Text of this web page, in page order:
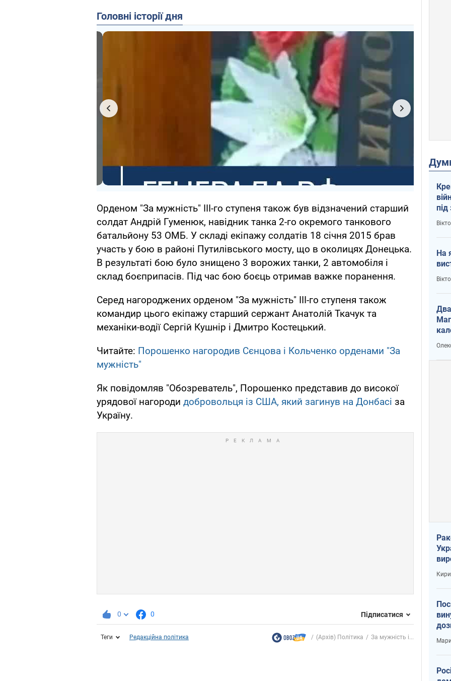
Головні історії дня
Орденом "За мужність" III-го ступеня також був відзначений старший
солдат Андрій Гуменюк, навідник танка 2-го окремого танкового
батальйону 53 ОМБ. У складі екіпажу солдатів 18 січня 2015 брав
участь у бою в районі Путилівського мосту, що в околицях Донецька.
В результаті бою було знищено 3 ворожих танки, 2 автомобіля і
склад боєприпасів. Під час бою боєць отримав важке поранення.
Серед нагороджених орденом "За мужність" III-го ступеня також
командир цього екіпажу старший сержант Анатолій Ткачук та
механіки-водії Сергій Кушнір і Дмитро Костецький.
Читайте: Порошенко нагородив Сєнцова і Кольченко орденами "За
мужність"
Як повідомляв "Обозреватель", Порошенко представив до високої
урядової нагороди добровольця із США, який загинув на Донбасі за
Україну.
0 0 Підписатися
Теги Редакційна політика (Архів) Політика За мужність і...
На